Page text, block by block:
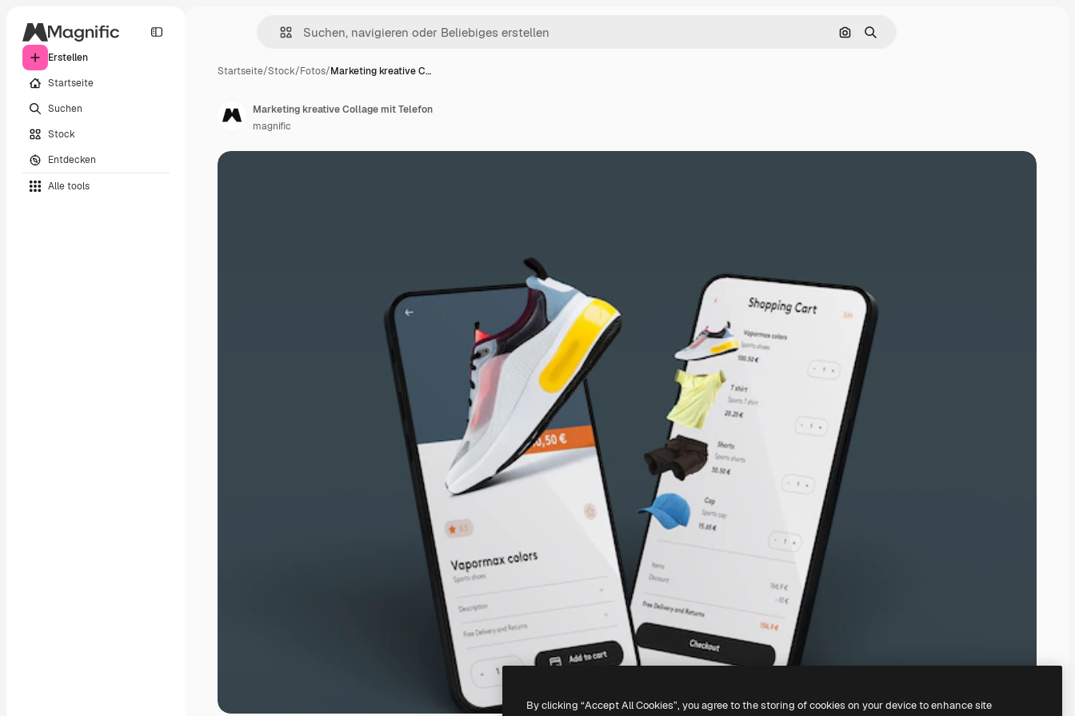
Erstellen
Startseite
Suchen
Stock
Entdecken
Alle tools
Nach Bild suchen
Suchen
Startseite/Stock/Fotos/Marketing kreative C…
Marketing kreative Collage mit Telefon
magnific
By clicking “Accept All Cookies”, you agree to the storing of cookies on your device to enhance site